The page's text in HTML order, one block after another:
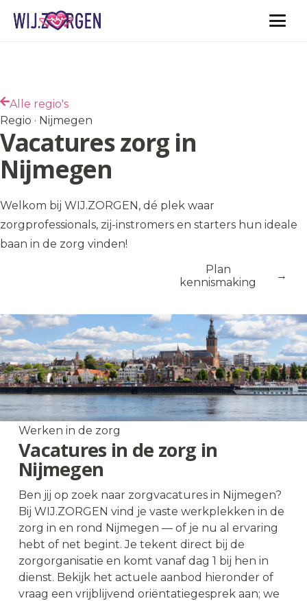
Alle regio's
Regio · Nijmegen
Vacatures zorg in
Nijmegen
Welkom bij WIJ.ZORGEN, dé plek waar
zorgprofessionals, zij-instromers en starters hun ideale
baan in de zorg vinden!
Plan
kennismaking
Wat heb jij nodig om er vanuit jouw kracht te kunnen
zijn voor een ander?
Vacatures in de zorg
in en rond Nijmegen
Werken in de zorg
Vacatures in de zorg in
Nijmegen
Ben jij op zoek naar zorgvacatures in Nijmegen?
Bij WIJ.ZORGEN vind je vaste werkplekken in de
zorg in en rond Nijmegen — of je nu al ervaring
hebt of net begint. Je tekent direct bij de
zorgorganisatie en komt vanaf dag 1 bij hen in
dienst. Bekijk het actuele aanbod hieronder of
vraag een vrijblijvend oriëntatiegesprek aan; we